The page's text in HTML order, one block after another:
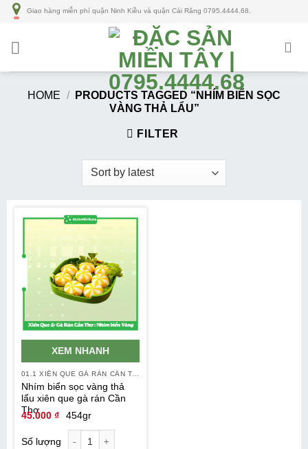
Số
Giao hàng miễn phí quận Ninh Kiều và quận Cái Răng 0795.4444.68.
HOME /
PRODUCTS TAGGED “NHÍM BIỂN SỌC
VÀNG THẢ LẨU”
FILTER
XEM NHANH
Nhím biển sọc vàng thả
lẩu xiên que gà rán Cần
Thơ
45.000 ₫ 454gr